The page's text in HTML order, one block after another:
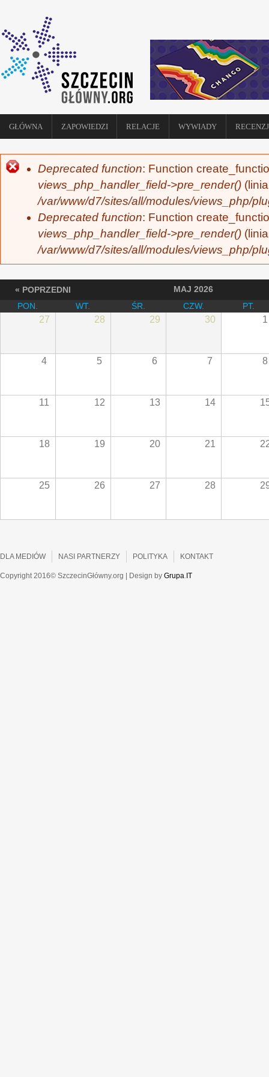
GŁÓWNA ZAPOWIEDZI RELACJE WYWIADY
KOMUNIKAT O BŁĘDZIE
Deprecated function: Function
views_php_handler_field->pre_render()
/var/www/d7/sites/all/modules/views_php/
Deprecated function: Function
views_php_handler_field->pre_render()
/var/www/d7/sites/all/modules/views_php/
MAJ 2026
« POPRZEDNI
PON.
WT. ŚR. CZW. PT.
27 28 29 30 1
4 5 6 7 8
11 12 13 14
18 19 20 21
25 26 27 28
DLA MEDIÓW NASI PARTNERZY POLITYKA KONTAKT
Copyright 2016© SzczecinGłówny.org | Design by Grupa. IT